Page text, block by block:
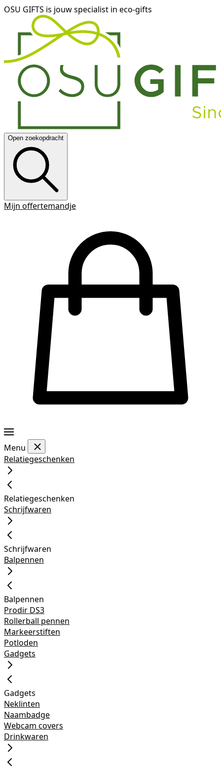
OSU GIFTS is jouw specialist in eco-gifts
Open zoekopdracht
Mijn offertemandje
Menu
Relatiegeschenken
Relatiegeschenken
Schrijfwaren
Schrijfwaren
Balpennen
Balpennen
Prodir DS3
Rollerball pennen
Markeerstiften
Potloden
Gadgets
Gadgets
Neklinten
Naambadge
Webcam covers
Drinkwaren